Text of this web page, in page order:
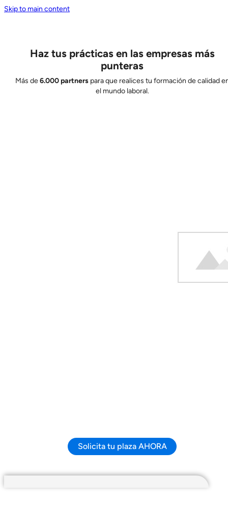
Skip to main content
Haz tus prácticas en las empresas más
punteras
Más de6.000 partnerspara que realices tu formación de calidad
el mundo laboral.
Solicita tu plaza AHORA